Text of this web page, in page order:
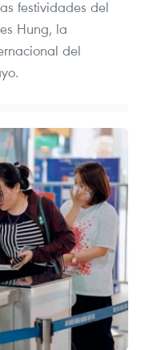
festividades del
Hung, la
del